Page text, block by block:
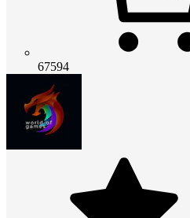
67594